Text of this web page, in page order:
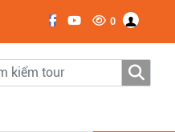
0